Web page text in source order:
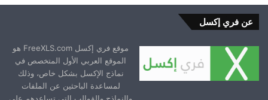
عن فري إكسل
موقع فري إكسل FreeXLS.com هو
الموقع العربي الأول المتخصص في
نماذج الإكسل بشكل خاص، وذلك
لمساعدة الباحثين عن الملفات